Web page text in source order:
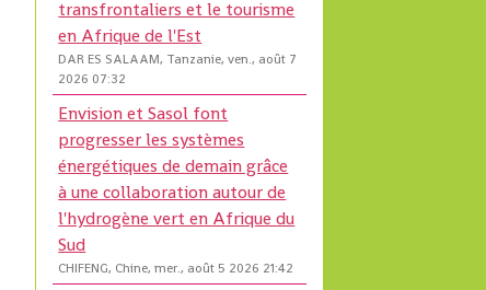
transfrontaliers et le tourisme
en Afrique de l'Est
DAR ES SALAAM, Tanzanie, ven., août 7
2026 07:32
Envision et Sasol font
progresser les systèmes
énergétiques de demain grâce
à une collaboration autour de
l'hydrogène vert en Afrique du
Sud
CHIFENG, Chine, mer., août 5 2026 21:42